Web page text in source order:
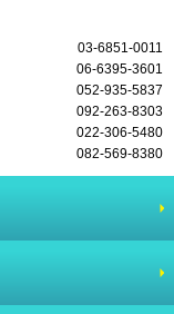
03-6851-0011
06-6395-3601
052-935-5837
092-263-8303
022-306-5480
082-569-8380